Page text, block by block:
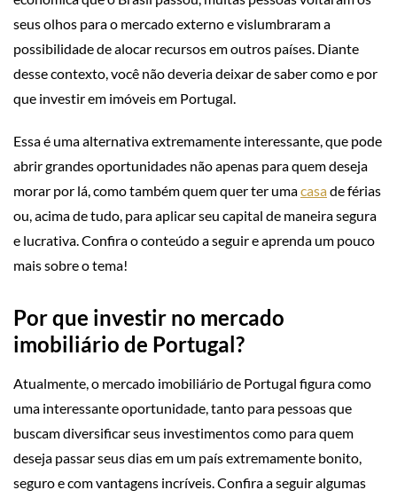
seus olhos para o mercado externo e vislumbraram a
possibilidade de alocar recursos em outros países. Diante
desse contexto, você não deveria deixar de saber como e por
que investir em imóveis em Portugal.
Essa é uma alternativa extremamente interessante, que pode
abrir grandes oportunidades não apenas para quem deseja
morar por lá, como também quem quer ter umacasade férias
ou, acima de tudo, para aplicar seu capital de maneira segura
e lucrativa. Confira o conteúdo a seguir e aprenda um pouco
mais sobre o tema!
Por que investir no mercado
imobiliário de Portugal?
Atualmente, o mercado imobiliário de Portugal figura como
uma interessante oportunidade, tanto para pessoas que
buscam diversificar seus investimentos como para quem
deseja passar seus dias em um país extremamente bonito,
seguro e com vantagens incríveis. Confira a seguir algumas